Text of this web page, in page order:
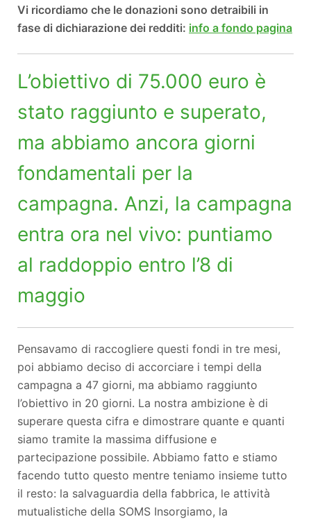
Vi ricordiamo che le donazioni sono detraibili in
fase di dichiarazione dei redditi: info a fondo pagina
L’obiettivo di 75.000 euro è
stato raggiunto e superato,
ma abbiamo ancora giorni
fondamentali per la
campagna. Anzi, la campagna
entra ora nel vivo: puntiamo
al raddoppio entro l’8 di
maggio
Pensavamo di raccogliere questi fondi in tre mesi,
poi abbiamo deciso di accorciare i tempi della
campagna a 47 giorni, ma abbiamo raggiunto
l’obiettivo in 20 giorni. La nostra ambizione è di
superare questa cifra e dimostrare quante e quanti
siamo tramite la massima diffusione e
partecipazione possibile. Abbiamo fatto e stiamo
facendo tutto questo mentre teniamo insieme tutto
il resto: la salvaguardia della fabbrica, le attività
mutualistiche della SOMS Insorgiamo, la